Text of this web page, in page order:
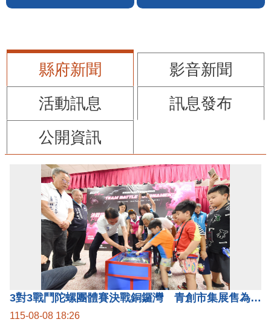
縣府新聞
影音新聞
活動訊息
訊息發布
公開資訊
3對3戰鬥陀螺團體賽決戰銅鑼灣 青創市集展售為父親節增添繽紛
115-08-08 18:26